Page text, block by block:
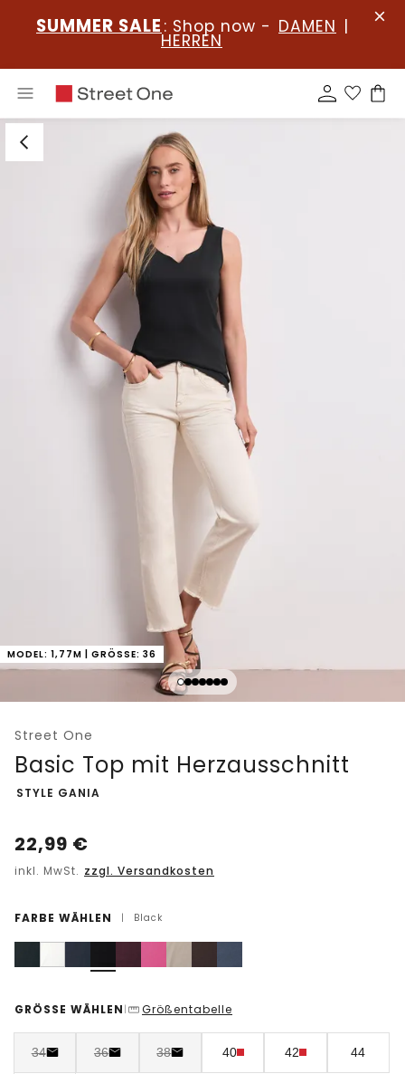
SUMMER SALE : Shop now - DAMEN |
HERREN
MODEL: 1,77M | GRÖSSE: 36
Street One
Basic Top mit Herzausschnitt
-
STYLE GANIA
22,99 €
inkl. MwSt. zzgl. Versandkosten
FARBE WÄHLEN | Black
GRÖSSE WÄHLEN | Größentabelle
34 36 38 40 42 44